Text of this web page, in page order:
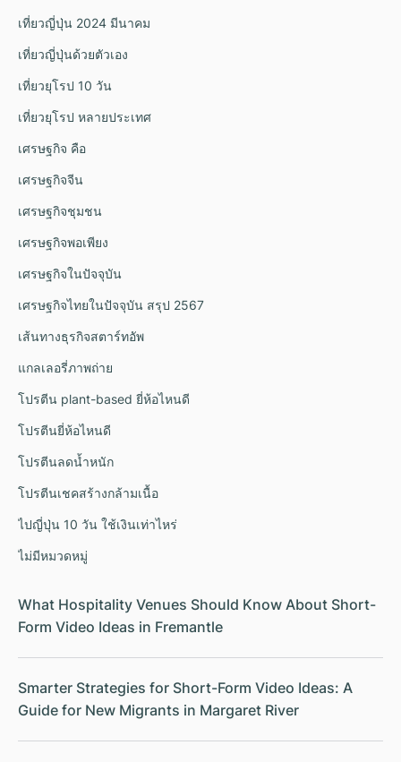
เที่ยวญี่ปุ่น 2024 มีนาคม
เที่ยวญี่ปุ่นด้วยตัวเอง
เที่ยวยุโรป 10 วัน
เที่ยวยุโรป หลายประเทศ
เศรษฐกิจ คือ
เศรษฐกิจจีน
เศรษฐกิจชุมชน
เศรษฐกิจพอเพียง
เศรษฐกิจในปัจจุบัน
เศรษฐกิจไทยในปัจจุบัน สรุป 2567
เส้นทางธุรกิจสตาร์ทอัพ
แกลเลอรี่ภาพถ่าย
โปรตีน plant-based ยี่ห้อไหนดี
โปรตีนยี่ห้อไหนดี
โปรตีนลดน้ำหนัก
โปรตีนเชคสร้างกล้ามเนื้อ
ไปญี่ปุ่น 10 วัน ใช้เงินเท่าไหร่
ไม่มีหมวดหมู่
What Hospitality Venues Should Know About Short-
Form Video Ideas in Fremantle
Smarter Strategies for Short-Form Video Ideas: A
Guide for New Migrants in Margaret River